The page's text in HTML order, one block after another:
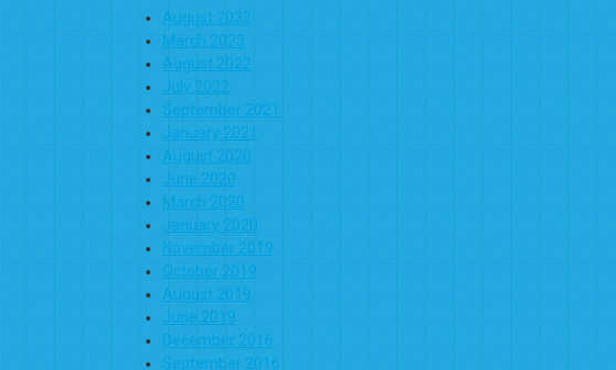
August 2023
March 2023
August 2022
July 2022
September 2021
January 2021
August 2020
June 2020
March 2020
January 2020
November 2019
October 2019
August 2019
June 2019
December 2016
September 2016